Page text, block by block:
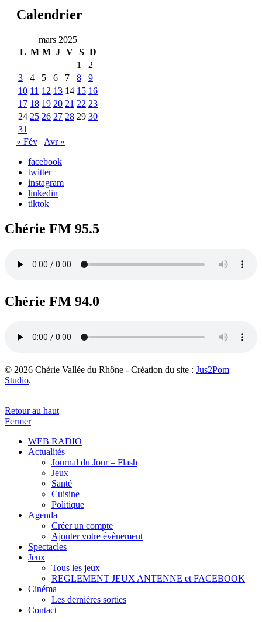
Calendrier
mars 2025
L M M J V S D
1
2
3
4 5 6 7 8
9
10 11 12 13 14 15 16
17 18 19 20 21 22 23
24 25 26 27 28 29 30
31
« Fév
Avr »
facebook
twitter
instagram
linkedin
tiktok
Chérie FM 95.5
Chérie FM 94.0
© 2026 Chérie Vallée du Rhône - Création du site : Jus2Pom
Studio.
Retour au haut
Fermer
WEB RADIO
Actualités
Journal du Jour – Flash
Jeux
Santé
Cuisine
Politique
Agenda
Créer un compte
Ajouter votre évènement
Spectacles
Jeux
Tous les jeux
REGLEMENT JEUX ANTENNE et FACEBOOK
Cinéma
Les dernières sorties
Contact